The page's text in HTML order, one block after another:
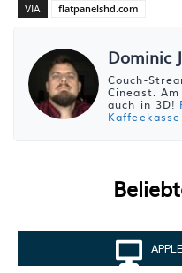
VIA flatpanelshd.com
Dominic
Couch-
Cineast.
auch in 3D!
Kaffeekasse